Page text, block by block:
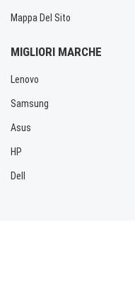
Mappa Del Sito
MIGLIORI MARCHE
Lenovo
Samsung
Asus
HP
Dell